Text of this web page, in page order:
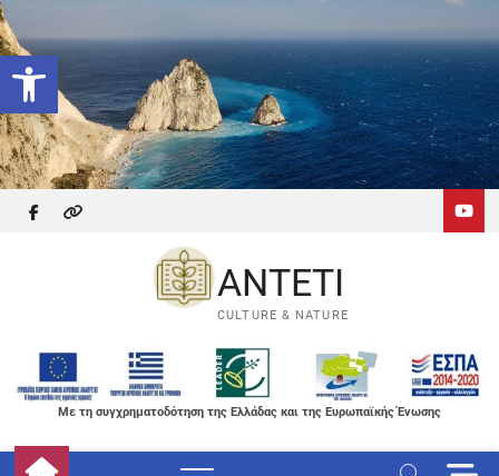
Ανοίξτε τη γραμμή εργαλείων
Skip
to
content
facebook
themefreesia
ANTETI
CULTURE & NATURE
Με τη συγχρηματοδότηση της Ελλάδας και της Ευρωπαϊκής Ένωσης
M